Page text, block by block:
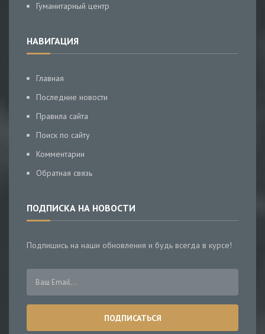
Гуманитарный центр
НАВИГАЦИЯ
Главная
Последние новости
Правила сайта
Поиск по сайту
Комментарии
Обратная связь
ПОДПИСКА НА НОВОСТИ
Подпишись на наши обновления и будь всегда в курсе!